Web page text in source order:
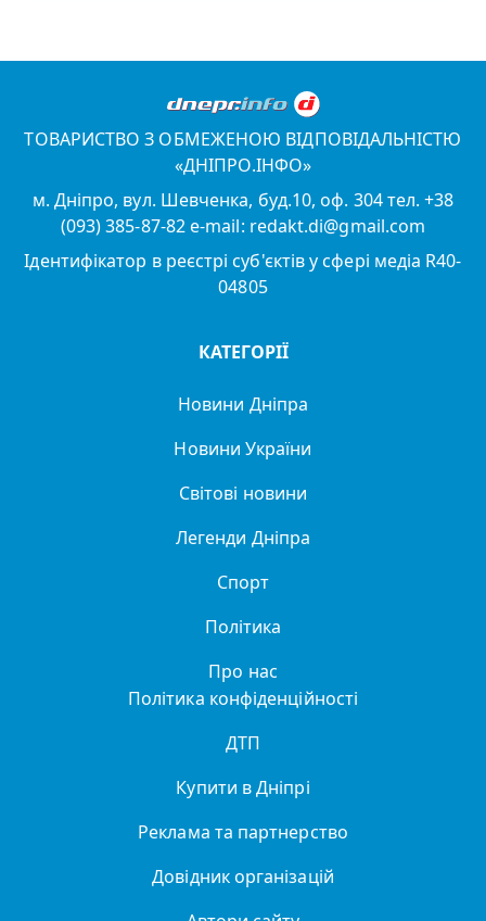
ТОВАРИСТВО З ОБМЕЖЕНОЮ ВІДПОВІДАЛЬНІСТЮ
«ДНІПРО.ІНФО»
м. Дніпро, вул. Шевченка, буд.10, оф. 304 тел. +38
(093) 385-87-82 e-mail: redakt.di@gmail.com
Ідентифікатор в реєстрі суб'єктів у сфері медіа R40-
04805
КАТЕГОРІЇ
Новини Дніпра
Новини України
Світові новини
Легенди Дніпра
Спорт
Політика
Про нас
Політика конфіденційності
ДТП
Купити в Дніпрі
Реклама та партнерство
Довідник організацій